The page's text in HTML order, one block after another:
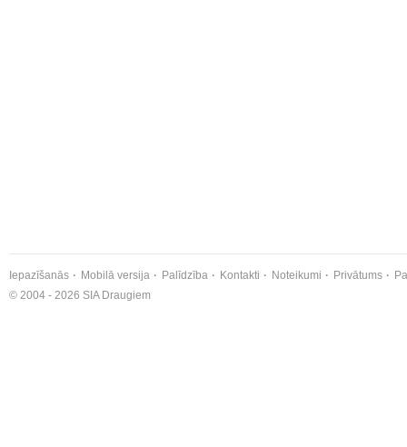
Iepazīšanās Mobilā versija Palīdzība Kontakti Noteikumi Privātums
© 2004 - 2026 SIA Draugiem